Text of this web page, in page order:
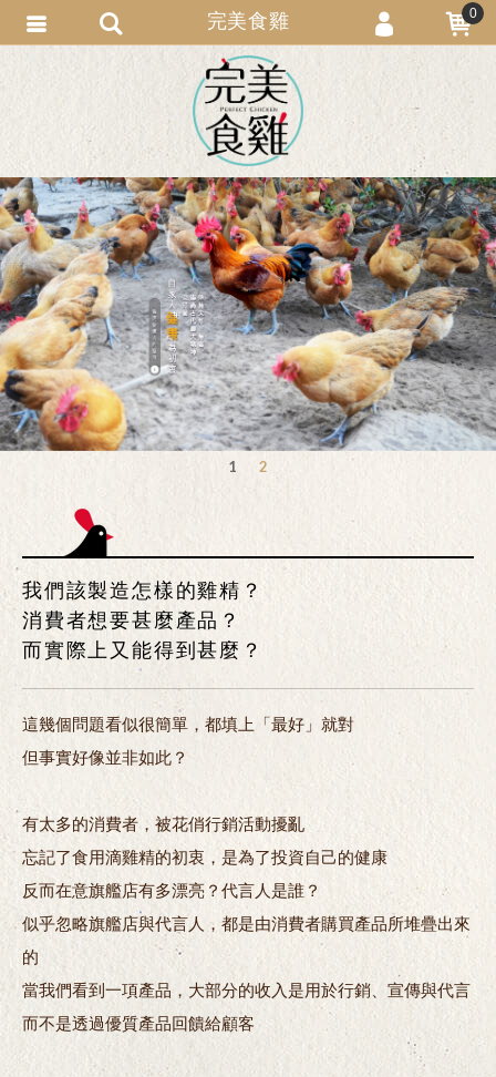
1 2
我們該製造怎樣的雞精？
消費者想要甚麼產品？
而實際上又能得到甚麼？
這幾個問題看似很簡單，都填上「最好」就對
但事實好像並非如此？
有太多的消費者，被花俏行銷活動擾亂
忘記了食用滴雞精的初衷，是為了投資自己的健康
反而在意旗艦店有多漂亮？代言人是誰？
似乎忽略旗艦店與代言人，都是由消費者購買產品所堆疊出來
的
當我們看到一項產品，大部分的收入是用於行銷、宣傳與代言
而不是透過優質產品回饋給顧客
完美食雞 0
會員登入
會員註冊
忘記密碼
訂單查詢
匯款通知